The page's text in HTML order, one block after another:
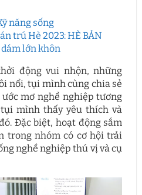
năng sống
trú Hè 2023: HÈ BẢN
lớn khôn
động vui nhộn, những
nổi, tụi mình cùng chia sẻ
mơ nghề nghiệp tương
mình thấy yêu thích và
Đặc biệt, hoạt động sắm
trong nhóm có cơ hội trải
nghề nghiệp thú vị và cụ